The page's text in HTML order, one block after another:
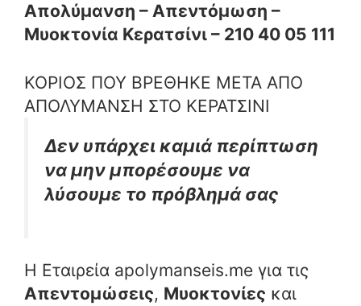
Απολύμανση – Απεντόμωση –
Μυοκτονία Κερατσίνι – 210 40 05 111
ΚΟΡΙΟΣ ΠΟΥ ΒΡΕΘΗΚΕ ΜΕΤΑ ΑΠΟ
ΑΠΟΛΥΜΑΝΣΗ ΣΤΟ ΚΕΡΑΤΣΙΝΙ
Δεν υπάρχει καμιά περίπτωση
να μην μπορέσουμε να
λύσουμε το πρόβλημά σας
Η Εταιρεία apolymanseis.me για τις
Απεντομώσεις, Μυοκτονίες και